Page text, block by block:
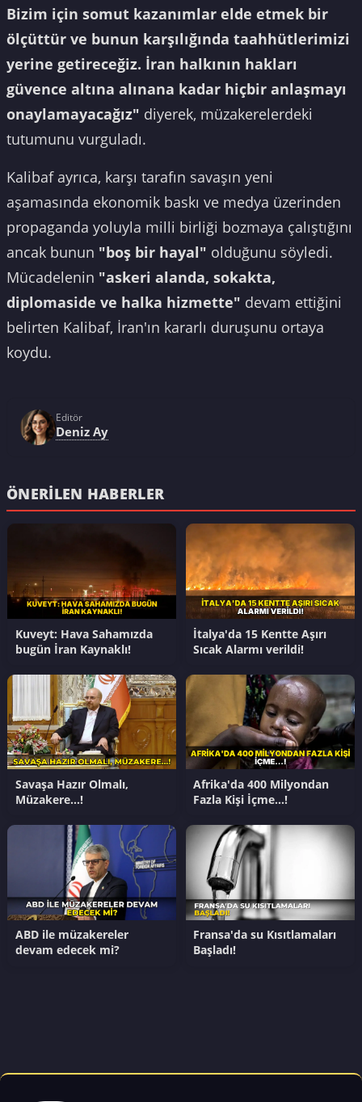
Bizim için somut kazanımlar elde etmek bir
ölçüttür ve bunun karşılığında taahhütlerimizi
yerine getireceğiz. İran halkının hakları
güvence altına alınana kadar hiçbir anlaşmayı
onaylamayacağız" diyerek, müzakerelerdeki
tutumunu vurguladı.
Kalibaf ayrıca, karşı tarafın savaşın yeni
aşamasında ekonomik baskı ve medya üzerinden
propaganda yoluyla milli birliği bozmaya çalıştığını
ancak bunun "boş bir hayal" olduğunu söyledi.
Mücadelenin "askeri alanda, sokakta,
diplomaside ve halka hizmette" devam ettiğini
belirten Kalibaf, İran'ın kararlı duruşunu ortaya
koydu.
Editör
Deniz Ay
ÖNERILEN HABERLER
Kuveyt: Hava Sahamızda
bugün İran Kaynaklı!
İtalya'da 15 Kentte Aşırı
Sıcak Alarmı verildi!
Savaşa Hazır Olmalı,
Müzakere…!
Afrika'da 400 Milyondan
Fazla Kişi İçme…!
ABD ile müzakereler
devam edecek mi?
Fransa'da su Kısıtlamaları
Başladı!